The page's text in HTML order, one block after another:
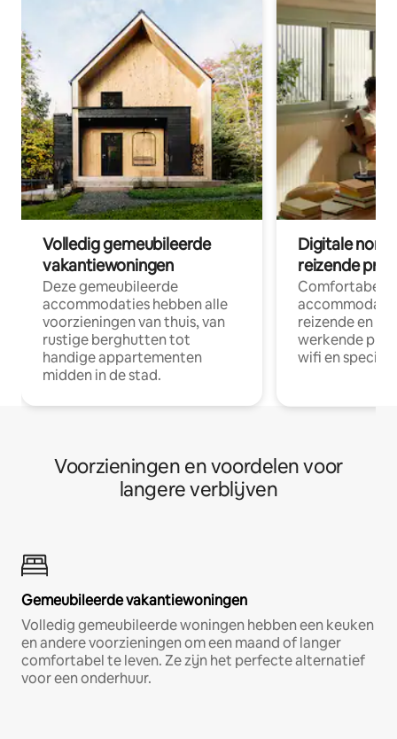
Volledig gemeubileerde
vakantiewoningen
Deze gemeubileerde
accommodaties hebben alle
voorzieningen van thuis, van
rustige berghutten tot
handige appartementen
midden in de stad.
Digitale
reizende
Comfortabele
reizende en
werkende
wifi en
Voorzieningen en voordelen voor
langere verblijven
Gemeubileerde vakantiewoningen
Volledig gemeubileerde woningen hebben een keuken
en andere voorzieningen om een maand of langer
comfortabel te leven. Ze zijn het perfecte alternatief
voor een onderhuur.